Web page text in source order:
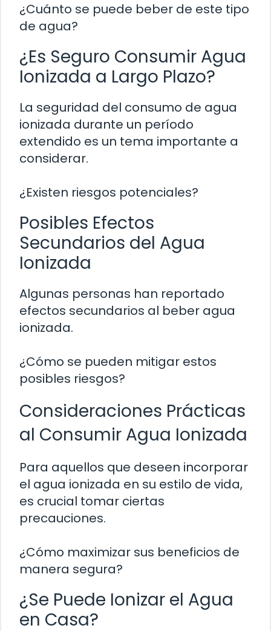
¿Cuánto se puede beber de este tipo
de agua?
¿Es Seguro Consumir Agua
Ionizada a Largo Plazo?
La seguridad del consumo de agua
ionizada durante un período
extendido es un tema importante a
considerar.
¿Existen riesgos potenciales?
Posibles Efectos
Secundarios del Agua
Ionizada
Algunas personas han reportado
efectos secundarios al beber agua
ionizada.
¿Cómo se pueden mitigar estos
posibles riesgos?
Consideraciones Prácticas
al Consumir Agua Ionizada
Para aquellos que deseen incorporar
el agua ionizada en su estilo de vida,
es crucial tomar ciertas
precauciones.
¿Cómo maximizar sus beneficios de
manera segura?
¿Se Puede Ionizar el Agua
en Casa?